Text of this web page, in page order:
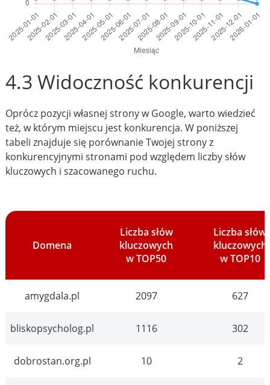
4.3 Widoczność konkurencji
Oprócz pozycji własnej strony w Google, warto wiedzieć
też, w którym miejscu jest konkurencja. W poniższej
tabeli znajduje się porównanie Twojej strony z
konkurencyjnymi stronami pod względem liczby słów
kluczowych i szacowanego ruchu.
Domena
Liczba słów
kluczowych
w TOP50
Liczba słów
kluczowych
w TOP10
amygdala.pl 2097 627
bliskopsycholog.pl 1116 302
dobrostan.org.pl 10 2